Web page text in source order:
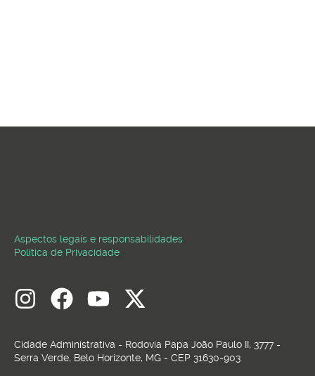
Aspectos legais e responsabilidades
Política de Privacidade
Cidade Administrativa - Rodovia Papa João Paulo II, 3777 -
Serra Verde, Belo Horizonte, MG - CEP 31630-903